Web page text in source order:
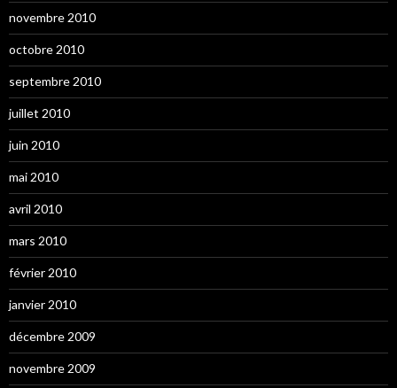
novembre 2010
octobre 2010
septembre 2010
juillet 2010
juin 2010
mai 2010
avril 2010
mars 2010
février 2010
janvier 2010
décembre 2009
novembre 2009